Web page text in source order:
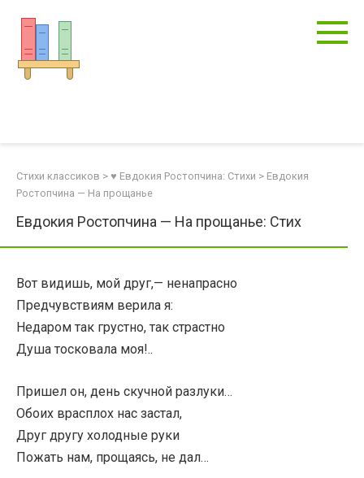
контенту
Стихи классиков > ♥ Евдокия Ростопчина: Стихи > Евдокия
Ростопчина — На прощанье
Евдокия Ростопчина — На прощанье: Стих
Вот видишь, мой друг,— ненапрасно
Предчувствиям верила я:
Недаром так грустно, так страстно
Душа тосковала моя!..
Пришел он, день скучной разлуки…
Обоих врасплох нас застал,
Друг другу холодные руки
Пожать нам, прощаясь, не дал…